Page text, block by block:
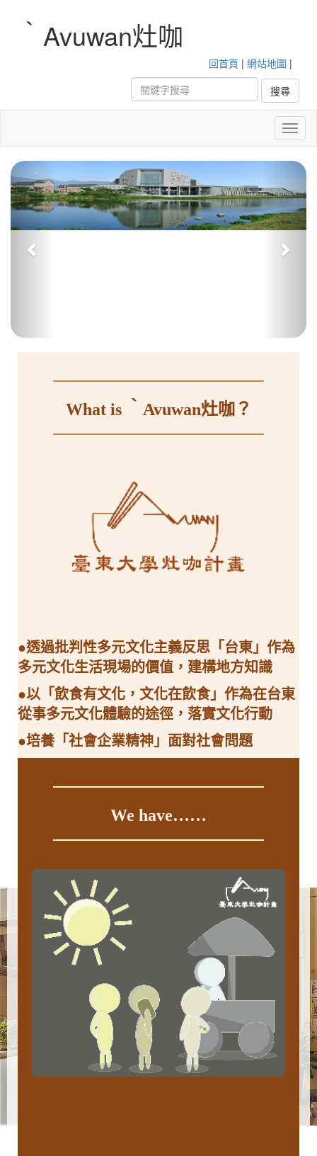
‵Avuwan灶咖
回首頁 | 網站地圖 |
Previous Next
What is ‵Avuwan灶咖？
●透過批判性多元文化主義反思「台東」作為
多元文化生活現場的價值，建構地方知識
●以「飲食有文化，文化在飲食」作為在台東
從事多元文化體驗的途徑，落實文化行動
●培養「社會企業精神」面對社會問題
We have……